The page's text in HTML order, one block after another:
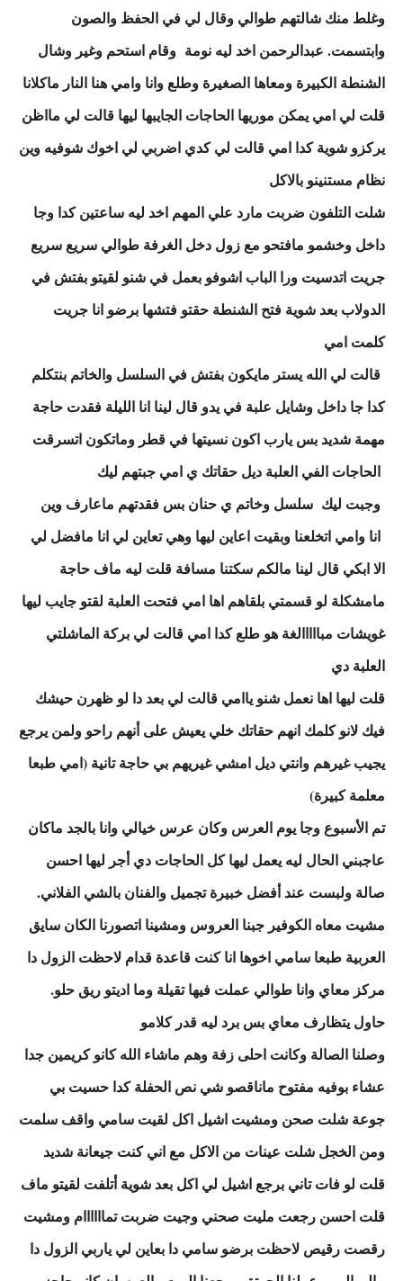
وغلط منك شالتهم طوالي وقال لي في الحفظ والصون
وابتسمت. عبدالرحمن اخد ليه نومة وقام استحم وغير وشال
الشنطة الكبيرة ومعاها الصغيرة وطلع وانا وامي هنا النار ماكلانا
قلت لي امي يمكن موريها الحاجات الجايبها ليها قالت لي مااظن
يركزو شوية كدا امي قالت لي كدي اضربي لي اخوك شوفيه وين
نظام مستنينو بالاكل
شلت التلفون ضربت مارد علي المهم اخد ليه ساعتين كدا وجا
داخل وخشمو مافتحو مع زول دخل الغرفة طوالي سريع سريع
جريت اتدسيت ورا الباب اشوفو بعمل في شنو لقيتو بفتش في
الدولاب بعد شوية فتح الشنطة حقتو فتشها برضو انا جريت
كلمت امي
قالت لي الله يستر مايكون بفتش في السلسل والخاتم بنتكلم
كدا جا داخل وشايل علبة في يدو قال لينا انا الليلة فقدت حاجة
مهمة شديد بس يارب اكون نسيتها في قطر وماتكون اتسرقت
الحاجات الفي العلبة ديل حقاتك ي امي جبتهم ليك
وجبت ليك سلسل وخاتم ي حنان بس فقدتهم ماعارف وين
انا وامي اتخلعنا وبقيت اعاين ليها وهي تعاين لي انا مافضل لي
الا ابكي قال لينا مالكم سكتنا مسافة قلت ليه ماف حاجة
مامشكلة لو قسمتي بلقاهم اها امي فتحت العلبة لقتو جايب ليها
غويشات مبااااالغة هو طلع كدا امي قالت لي بركة الماشلتي
العلبة دي
قلت ليها اها نعمل شنو ياامي قالت لي بعد دا لو ظهرن حيشك
فيك لانو كلمك انهم حقاتك خلي يعيش على أنهم راحو ولمن يرجع
يجيب غيرهم وانتي ديل امشي غيريهم بي حاجة تانية (امي طبعا
معلمة كبيرة)
تم الأسبوع وجا يوم العرس وكان عرس خيالي وانا بالجد ماكان
عاجبني الحال ليه يعمل ليها كل الحاجات دي أجر ليها احسن
صالة ولبست عند أفضل خبيرة تجميل والفنان بالشي الفلاني.
مشيت معاه الكوفير جبنا العروس ومشينا اتصورنا الكان سايق
العربية طبعا سامي اخوها انا كنت قاعدة قدام لاحظت الزول دا
مركز معاي وانا طوالي عملت فيها تقيلة وما اديتو ريق حلو.
حاول يتظارف معاي بس برد ليه قدر كلامو
وصلنا الصالة وكانت احلى زفة وهم ماشاء الله كانو كريمين جدا
عشاء بوفيه مفتوح ماناقصو شي نص الحفلة كدا حسيت بي
جوعة شلت صحن ومشيت اشيل اكل لقيت سامي واقف سلمت
ومن الخجل شلت عينات من الاكل مع اني كنت جيعانة شديد
قلت لو فات تاني برجع اشيل لي اكل بعد شوية أتلفت لقيتو ماف
قلت احسن رجعت مليت صحني وجيت ضربت تماااااام ومشيت
رقصت رقيص لاحظت برضو سامي دا بعاين لي ياربي الزول دا